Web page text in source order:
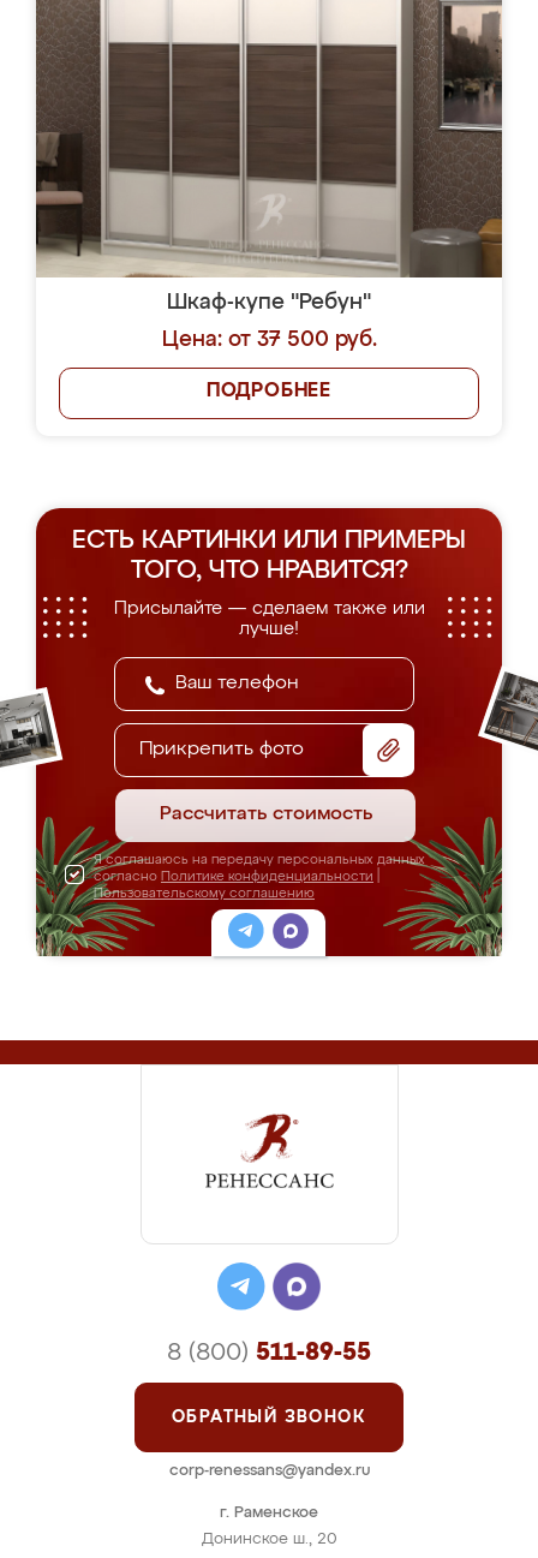
Шкаф-купе "Ребун"
Цена: от 37 500 руб.
ПОДРОБНЕЕ
ЕСТЬ КАРТИНКИ ИЛИ ПРИМЕРЫ
ТОГО, ЧТО НРАВИТСЯ?
Присылайте — сделаем также или
лучше!
Прикрепить фото
Рассчитать стоимость
Я соглашаюсь на передачу персональных данных
согласно Политике конфиденциальности
Пользовательскому соглашению
г. Раменское
Донинское ш., 20
8 (800) 511-89-55
ОБРАТНЫЙ ЗВОНОК
corp-renessans@yandex.ru